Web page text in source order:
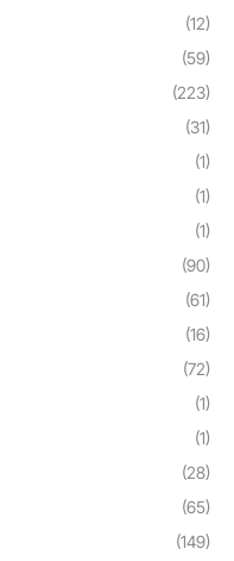
(12)
(59)
(223)
(31)
(1)
(1)
(1)
(90)
(61)
(16)
(72)
(1)
(1)
(28)
(65)
(149)